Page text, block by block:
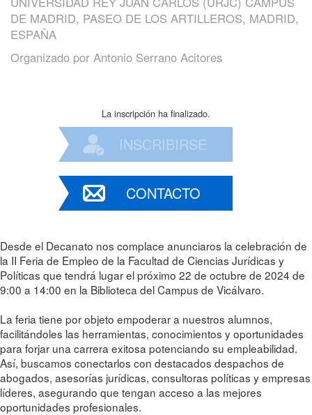
DE MADRID, PASEO DE LOS ARTILLEROS, MADRID,
ESPAÑA
Organizado por Antonio Serrano Acitores
La inscripción ha finalizado.
INSCRIBIRSE
CONTACTO
Desde el Decanato nos complace anunciaros la celebración de
la II Feria de Empleo de la Facultad de Ciencias Jurídicas y
Políticas que tendrá lugar el próximo 22 de octubre de 2024 de
9:00 a 14:00 en la Biblioteca del Campus de Vicálvaro.
La feria tiene por objeto empoderar a nuestros alumnos,
facilitándoles las herramientas, conocimientos y oportunidades
para forjar una carrera exitosa potenciando su empleabilidad.
Así, buscamos conectarlos con destacados despachos de
abogados, asesorías jurídicas, consultoras políticas y empresas
líderes, asegurando que tengan acceso a las mejores
oportunidades profesionales.